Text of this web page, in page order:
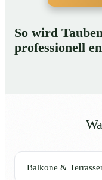
So wird
professionell
Balkone &